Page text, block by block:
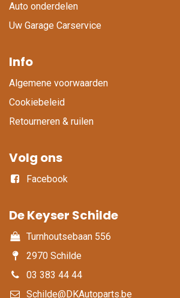
Auto onderdelen
Uw Garage Carservice
Info
Algemene voorwaarden
Cookiebeleid
Retourneren & ruilen
Volg ons
Facebook
De Keyser Schilde
Turnhoutsebaan 556
2970 Schilde
03 383 44 44
Schilde@DKAutoparts.be